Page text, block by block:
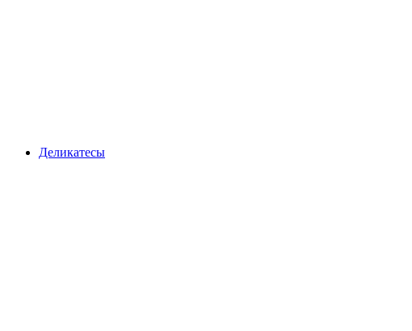
Деликатесы